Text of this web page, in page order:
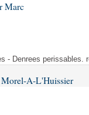
Marc
- Denrees perissables.
Morel-A-L'Huissier